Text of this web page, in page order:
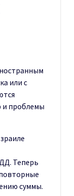
или с
и проблемы
Теперь
суммы.